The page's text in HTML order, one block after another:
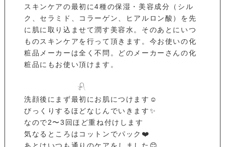
スキンケアの最初に4種の保湿・美容成分（シル
ク、セラミド、コラーゲン、ヒアルロン酸）を先
に肌に取り込ませて潤す美容水。そのあとにいつ
ものスキンケアを行って頂きます。今お使いの化
粧品メーカーは全く不問。どのメーカーさんの化
粧品にもお使い頂けます。
𓍯
洗顔後にまず最初にお肌につけます☺️
びっくりするほどなじんでいきます✨
なので2〜3回ほど重ね付けします
気なるところはコットンでパック❤️